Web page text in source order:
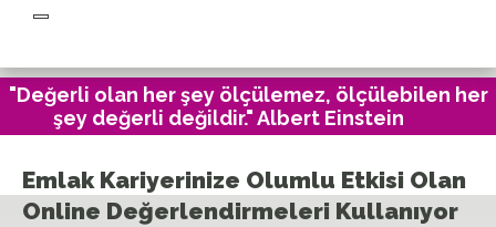
"Değerli olan her şey ölçülemez, ölçülebilen her
şey değerli değildir." Albert Einstein
Emlak Kariyerinize Olumlu Etkisi Olan
Online Değerlendirmeleri Kullanıyor